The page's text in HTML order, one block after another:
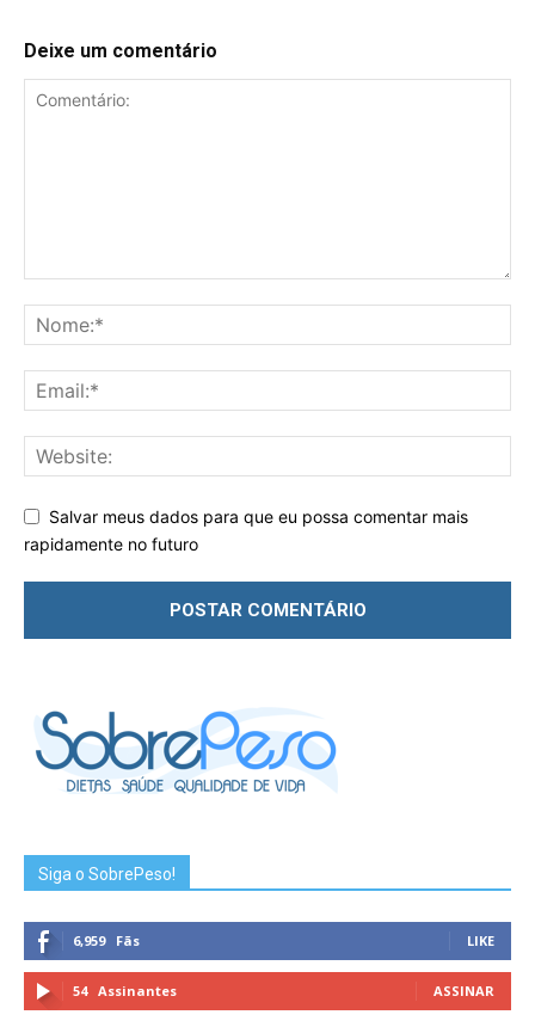
Deixe um comentário
Salvar meus dados para que eu possa comentar mais
rapidamente no futuro
Siga o SobrePeso!
6,959 Fãs LIKE
54 Assinantes ASSINAR